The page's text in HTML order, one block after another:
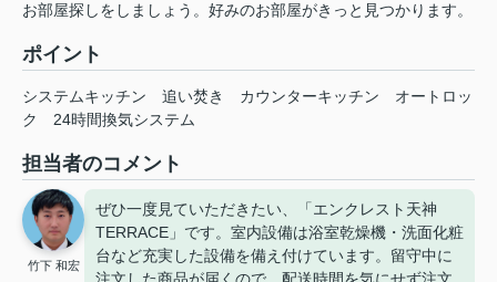
お部屋探しをしましょう。好みのお部屋がきっと見つかります。
ポイント
システムキッチン 追い焚き カウンターキッチン
オートロッ
ク
24時間換気システム
担当者のコメント
竹下 和宏
ぜひ一度見ていただきたい、「エンクレスト天神
TERRACE」です。室内設備は浴室乾燥機・洗面化粧
台など充実した設備を備え付けています。留守中に